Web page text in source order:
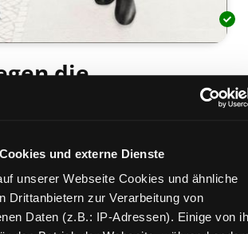
und externe Dienste
unserer Webseite Cookies und ähnliche
Drittanbietern zur Verarbeitung von
Daten (z.B.: IP-Adressen). Einige von
die
Sachbuch
nach diesem Verfasser
Thomas de
ein-/ausblenden